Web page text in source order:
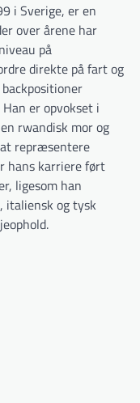
i Sverige, er en
over årene har
på
direkte på fart og
er opvokset i
rwandisk mor og
repræsentere
hans karriere ført
ligesom han
italiensk og tysk